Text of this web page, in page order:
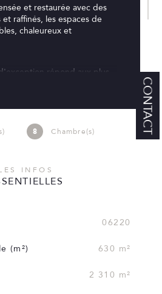
CONTACT
8 Chambre(s)
LES INFOS
06220
(m²) 630 m²
2 310 m²
et restaurée avec des
raffinés, les espaces de
chaleureux et
répond aux plus
proche de tout.